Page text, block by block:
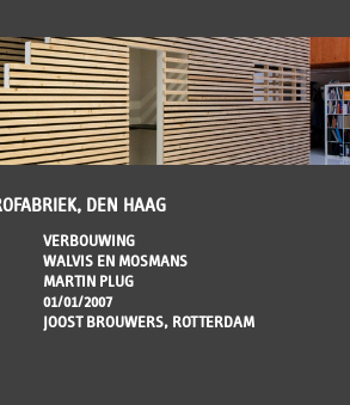
DEN HAAG
VERBOUWING
WALVIS EN MOSMANS
MARTIN PLUG
01/01/2007
JOOST BROUWERS, ROTTERDAM